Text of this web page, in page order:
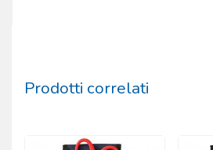
Prodotti correlati